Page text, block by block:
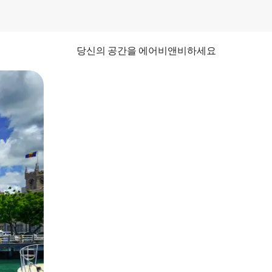
당신의 공간을 에어비앤비하세요